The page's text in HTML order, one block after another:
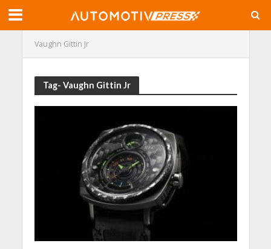
Vaughn Gittin Jr
Tag- Vaughn Gittin Jr